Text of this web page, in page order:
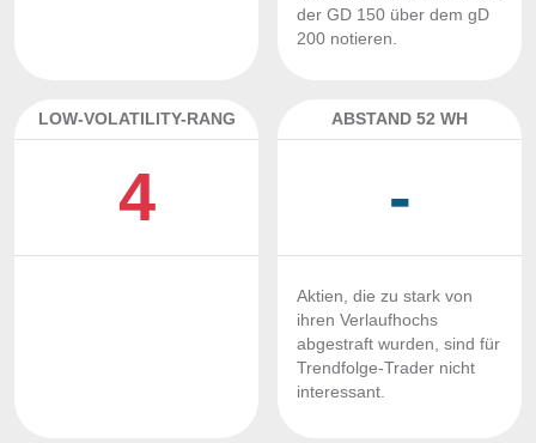
der GD 150 über dem gD
200 notieren.
LOW-VOLATILITY-RANG
4
ABSTAND 52 WH
-
Aktien, die zu stark von
ihren Verlaufhochs
abgestraft wurden, sind für
Trendfolge-Trader nicht
interessant.